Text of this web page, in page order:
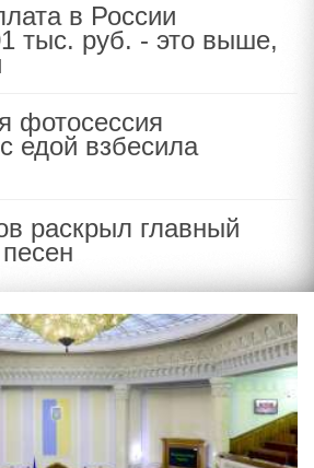
в России
тыс. руб. - это выше,
фотосессия
едой взбесила
раскрыл главный